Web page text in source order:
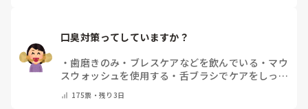
口臭対策ってしていますか？
・歯磨きのみ ・ ブレスケアなどを飲んでいる ・ マウ
スウォッシュを使用する ・ 舌ブラシでケアをしっか
の他(コメントで教えて下さい)
175票・残り3日